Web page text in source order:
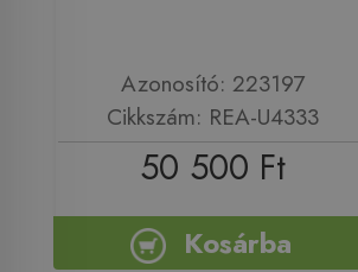
Azonosító: 223197
Cikkszám: REA-U4333
50 500 Ft
Kosárba